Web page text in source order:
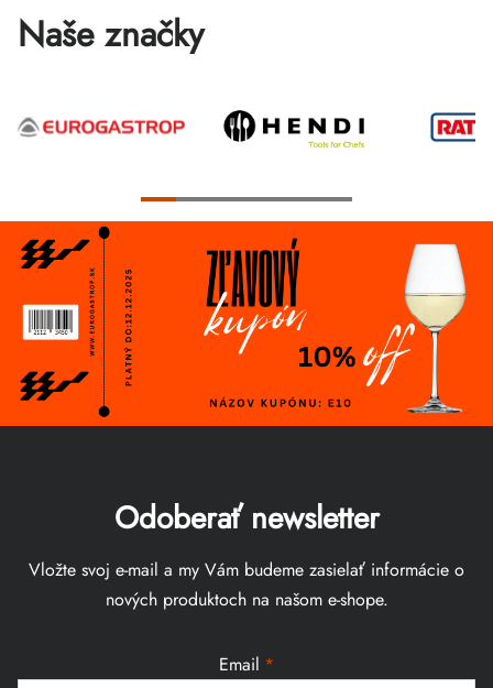
Naše značky
Odoberať newsletter
Vložte svoj e-mail a my Vám budeme zasielať informácie o
nových produktoch na našom e-shope.
Email